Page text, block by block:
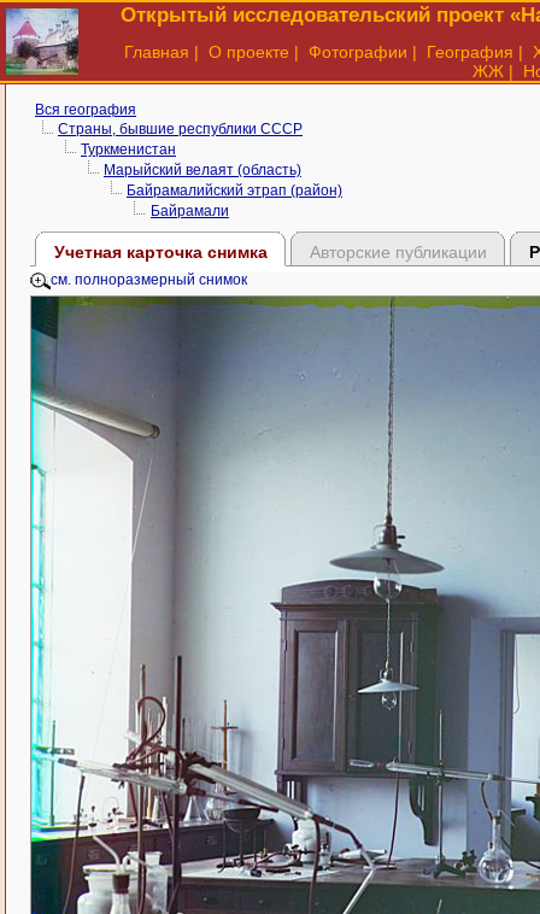
Открытый исследовательский проект
Главная | О проекте | Фотографии | География |
ЖЖ |
Вся география
Страны, бывшие республики СССР
Туркменистан
Марыйский велаят (область)
Байрамалийский этрап (район)
Байрамали
Учетная карточка снимка Авторские публикации
см. полноразмерный снимок